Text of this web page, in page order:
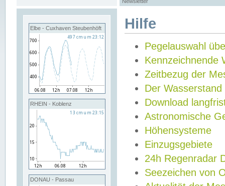
Elbe - Cuxhaven Steubenhöft
RHEIN - Koblenz
DONAU - Passau
Hilfe
Pegelauswahl
Kennzeichnende
Zeitbezug der
Der Wasserstand
Download
Astronomische
Höhensysteme
Einzugsgebiete
24h Regenradar
Seezeichen von